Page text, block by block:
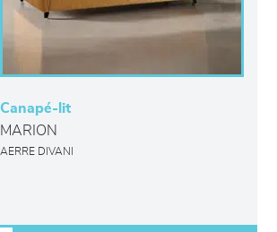
Canapé-lit
MARION
AERRE DIVANI